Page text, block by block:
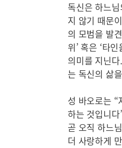
독신은 하느
지 않기 때문
의 모범을 발
위’ 혹은 ‘타
의미를 지닌
는 독신의 삶
성 바오로는
하는 것입니
곧 오직 하느
더 사랑하게